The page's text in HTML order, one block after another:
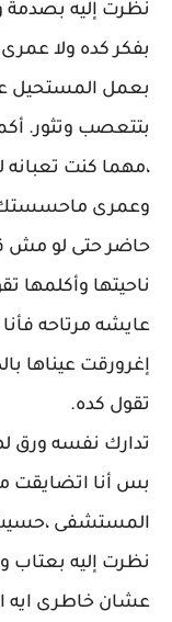
نظرت إليه بصدمة
بفكر كده ولا
بعمل المستحيل
بتتعصب وتثور.
،مهما كنت تعبانه
وعمرى ماحسستك
حاضر حتى لو مش
ناحيتها وأكلمها
عايشه مرتاحه
إغرورقت عيناها
تقول كده.
تدارك نفسه ورق
بس أنا
المستشفى ،حسيت
نظرت إليه بعتاب
عشان خاطرى ايه